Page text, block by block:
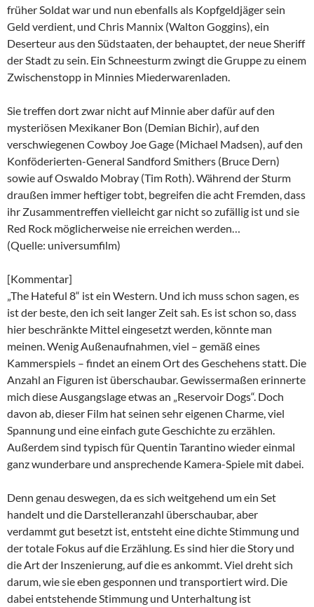
früher Soldat war und nun ebenfalls als Kopfgeldjäger sein
Geld verdient, und Chris Mannix (Walton Goggins), ein
Deserteur aus den Südstaaten, der behauptet, der neue Sheriff
der Stadt zu sein. Ein Schneesturm zwingt die Gruppe zu einem
Zwischenstopp in Minnies Miederwarenladen.
Sie treffen dort zwar nicht auf Minnie aber dafür auf den
mysteriösen Mexikaner Bon (Demian Bichir), auf den
verschwiegenen Cowboy Joe Gage (Michael Madsen), auf den
Konföderierten-General Sandford Smithers (Bruce Dern)
sowie auf Oswaldo Mobray (Tim Roth). Während der Sturm
draußen immer heftiger tobt, begreifen die acht Fremden, dass
ihr Zusammentreffen vielleicht gar nicht so zufällig ist und sie
Red Rock möglicherweise nie erreichen werden…
(Quelle: universumfilm)
[Kommentar]
„The Hateful 8“ ist ein Western. Und ich muss schon sagen, es
ist der beste, den ich seit langer Zeit sah. Es ist schon so, dass
hier beschränkte Mittel eingesetzt werden, könnte man
meinen. Wenig Außenaufnahmen, viel – gemäß eines
Kammerspiels – findet an einem Ort des Geschehens statt. Die
Anzahl an Figuren ist überschaubar. Gewissermaßen erinnerte
mich diese Ausgangslage etwas an „Reservoir Dogs“. Doch
davon ab, dieser Film hat seinen sehr eigenen Charme, viel
Spannung und eine einfach gute Geschichte zu erzählen.
Außerdem sind typisch für Quentin Tarantino wieder einmal
ganz wunderbare und ansprechende Kamera-Spiele mit dabei.
Denn genau deswegen, da es sich weitgehend um ein Set
handelt und die Darstelleranzahl überschaubar, aber
verdammt gut besetzt ist, entsteht eine dichte Stimmung und
der totale Fokus auf die Erzählung. Es sind hier die Story und
die Art der Inszenierung, auf die es ankommt. Viel dreht sich
darum, wie sie eben gesponnen und transportiert wird. Die
dabei entstehende Stimmung und Unterhaltung ist